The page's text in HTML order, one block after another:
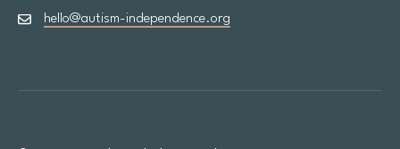
hello@autism-independence.org